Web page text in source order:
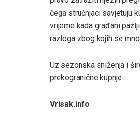
čega stručnjaci savjetuju
vrijeme kada građani
razloga zbog kojih se
Uz sezonska sniženja i
prekogranične kupnje.
Vrisak.info